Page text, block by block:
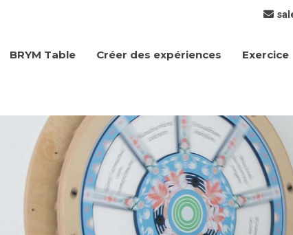
BRYM Table Créer des expériences Exercice